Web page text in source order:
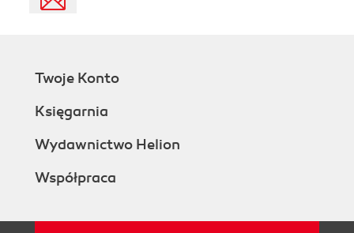
Twoje Konto
Księgarnia
Wydawnictwo Helion
Współpraca